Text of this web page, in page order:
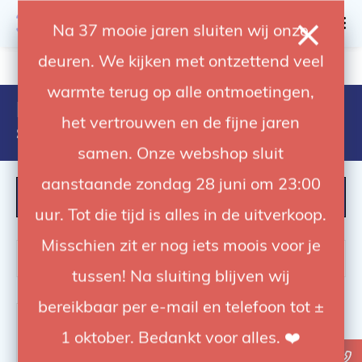
Na 37 mooie jaren sluiten wij onze
deuren. We kijken met ontzettend veel
warmte terug op alle ontmoetingen,
het vertrouwen en de fijne jaren
samen. Onze webshop sluit
aanstaande zondag 28 juni om 23:00
uur. Tot die tijd is alles in de uitverkoop.
Misschien zit er nog iets moois voor je
tussen! Na sluiting blijven wij
bereikbaar per e-mail en telefoon tot ±
1 oktober. Bedankt voor alles. ❤️
4.92 / 5 op trusted shops
Producten getagd met century
statief
FILTER